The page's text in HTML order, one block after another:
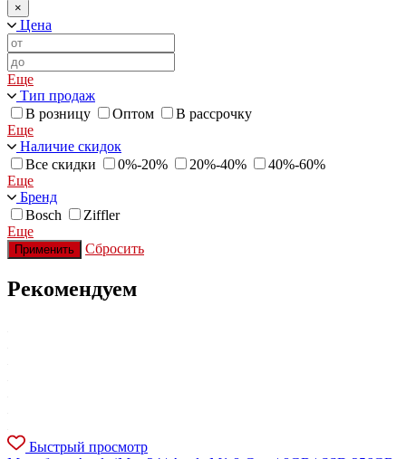
×
Цена
Еще
Тип продаж
В розницу
Оптом
В рассрочку
Еще
Наличие скидок
Все скидки
0%-20% 20%-40%
40%-60%
Еще
Бренд
Bosch
Ziffler
Еще
Применить Сбросить
Рекомендуем
Быстрый просмотр